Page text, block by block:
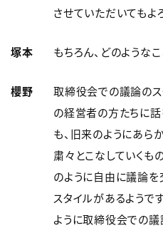
させていただいてもよ
塚本 もちろん、どのような
櫻野
取締役会での議論のス
の経営者の方たちに
も、旧来のようにあ
粛々とこなしていくも
のように自由に議論を
スタイルがあるようで
ように取締役会での